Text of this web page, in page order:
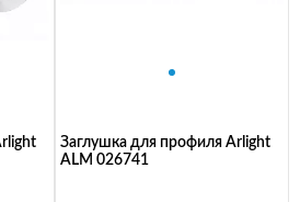
Заглушка для профиля Arlight
ALM 026741